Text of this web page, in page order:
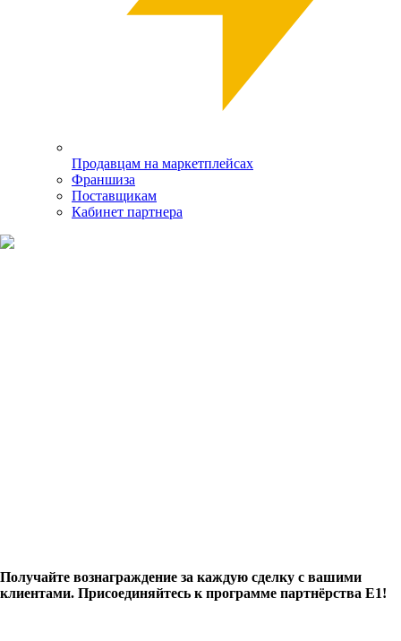
Продавцам на маркетплейсах
Франшиза
Поставщикам
Кабинет партнера
Получайте вознаграждение за каждую сделку с вашими
клиентами. Присоединяйтесь к программе партнёрства Е1!